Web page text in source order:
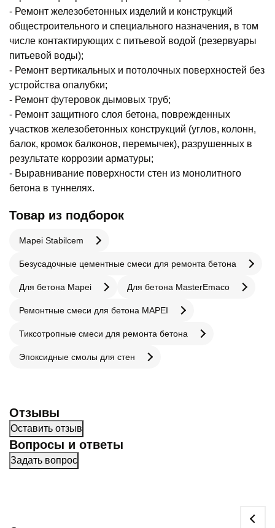
- Ремонт железобетонных изделий и конструкций
общестроительного и специального назначения, в том
числе контактирующих с питьевой водой (резервуары
питьевой воды);
- Ремонт вертикальных и потолочных поверхностей без
устройства опалубки;
- Ремонт футеровок дымовых труб;
- Ремонт защитного слоя бетона, поврежденных
участков железобетонных конструкций (углов, колонн,
балок, кромок балконов, перемычек), разрушенных в
результате коррозии арматуры;
- Выравнивание поверхности стен из монолитного
бетона в туннелях.
Товар из подборок
Mapei Stabilcem
Безусадочные цементные смеси для ремонта бетона
Для бетона Mapei Для бетона MasterEmaco
Ремонтные смеси для бетона MAPEI
Тиксотропные смеси для ремонта бетона
Эпоксидные смолы для стен
Отзывы
Оставить отзыв
Вопросы и ответы
Задать вопрос